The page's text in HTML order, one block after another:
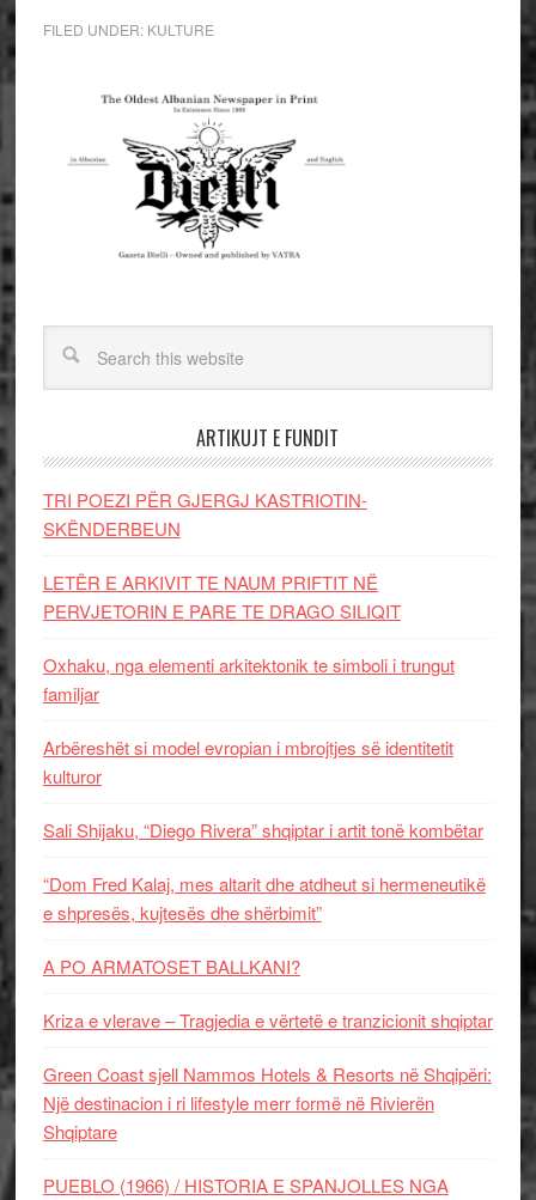
FILED UNDER: KULTURE
ARTIKUJT E FUNDIT
TRI POEZI PËR GJERGJ KASTRIOTIN-
SKËNDERBEUN
LETËR E ARKIVIT TE NAUM PRIFTIT NË
PERVJETORIN E PARE TE DRAGO SILIQIT
Oxhaku, nga elementi arkitektonik te simboli i trungut
familjar
Arbëreshët si model evropian i mbrojtjes së identitetit
kulturor
Sali Shijaku, “Diego Rivera” shqiptar i artit tonë kombëtar
“Dom Fred Kalaj, mes altarit dhe atdheut si hermeneutikë
e shpresës, kujtesës dhe shërbimit”
A PO ARMATOSET BALLKANI?
Kriza e vlerave – Tragjedia e vërtetë e tranzicionit shqiptar
Green Coast sjell Nammos Hotels & Resorts në Shqipëri:
Një destinacion i ri lifestyle merr formë në Rivierën
Shqiptare
PUEBLO (1966) / HISTORIA E SPANJOLLES NGA